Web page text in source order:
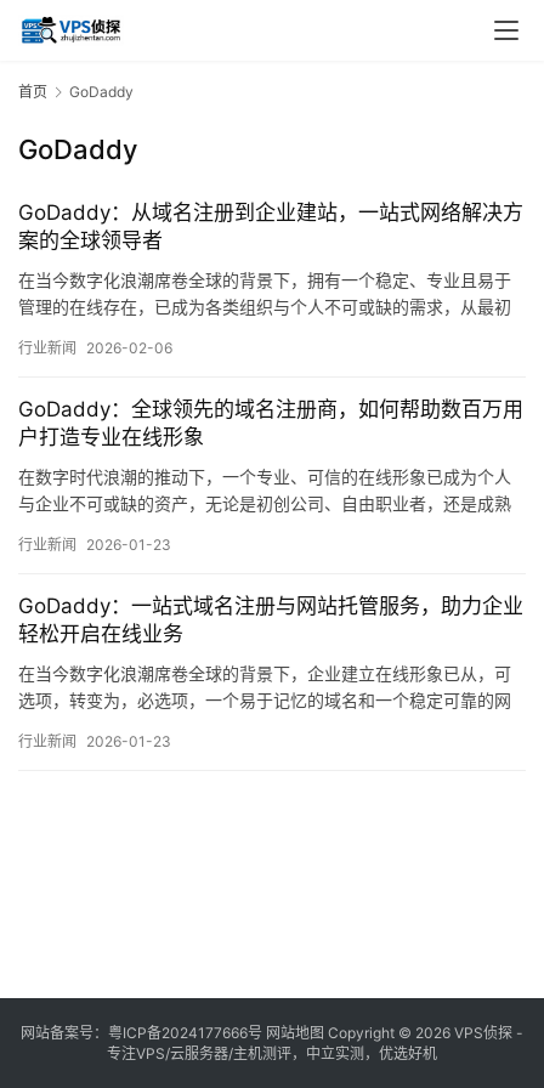
首页 GoDaddy
GoDaddy
GoDaddy：从域名注册到企业建站，一站式网络解决方
案的全球领导者
在当今数字化浪潮席卷全球的背景下，拥有一个稳定、专业且易于
管理的在线存在，已成为各类组织与个人不可或缺的需求，从最初
全防护与云端服务，这一过程往往涉及多个环节与不同服务商，其
公司，正是在这样的市场需求中，逐步成…。
行业新闻 2026-02-06
GoDaddy：全球领先的域名注册商，如何帮助数百万用
户打造专业在线形象
在数字时代浪潮的推动下，一个专业、可信的在线形象已成为个人
与企业不可或缺的资产，无论是初创公司、自由职业者，还是成熟
商业机会的获取，在这一背景下，域名作为互联网世界的，门牌
关重要的一步，纵观全球市场，GoDaddy作为一…。
行业新闻 2026-01-23
GoDaddy：一站式域名注册与网站托管服务，助力企业
轻松开启在线业务
在当今数字化浪潮席卷全球的背景下，企业建立在线形象已从，可
选项，转变为，必选项，一个易于记忆的域名和一个稳定可靠的网
市场，提供相关服务的平台众多，其中GoDaddy以其鲜明的市场定
行业新闻 2026-01-23
网站备案号： 粤ICP备2024177666号 网站地图 Copyright © 2026 VPS侦探 -
专注VPS/云服务器/主机测评，中立实测，优选好机